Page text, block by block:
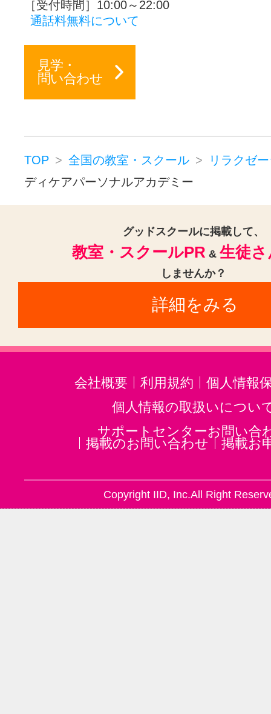
［受付時間］10:00～22:00
通話料無料について
見学・
問い合わせ
TOP 全国の教室・スクール
リラクゼ
ディケアパーソナルアカデミー
グッドスクールに掲載して、
教室・スクールPR & 生徒
しませんか？
詳細をみる
会社概要 利用規約
個人情報
個人情報の取扱いについ
サポートセンターお問い合
掲載のお問い合わせ
掲載お
Copyright IID, Inc.All Right